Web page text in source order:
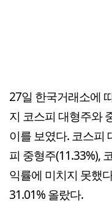
27일 한국거래소에
지 코스피 대형주와
이를 보였다. 코스피
피 중형주(11.33%),
익률에 미치지 못했
31.01% 올랐다.